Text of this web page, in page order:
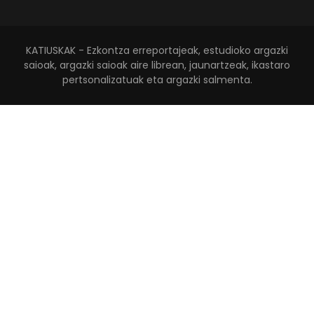
KATIUSKAK - Ezkontza erreportajeak, estudioko argazki
saioak, argazki saioak aire librean, jaunartzeak, ikastaro
pertsonalizatuak eta argazki salmenta.